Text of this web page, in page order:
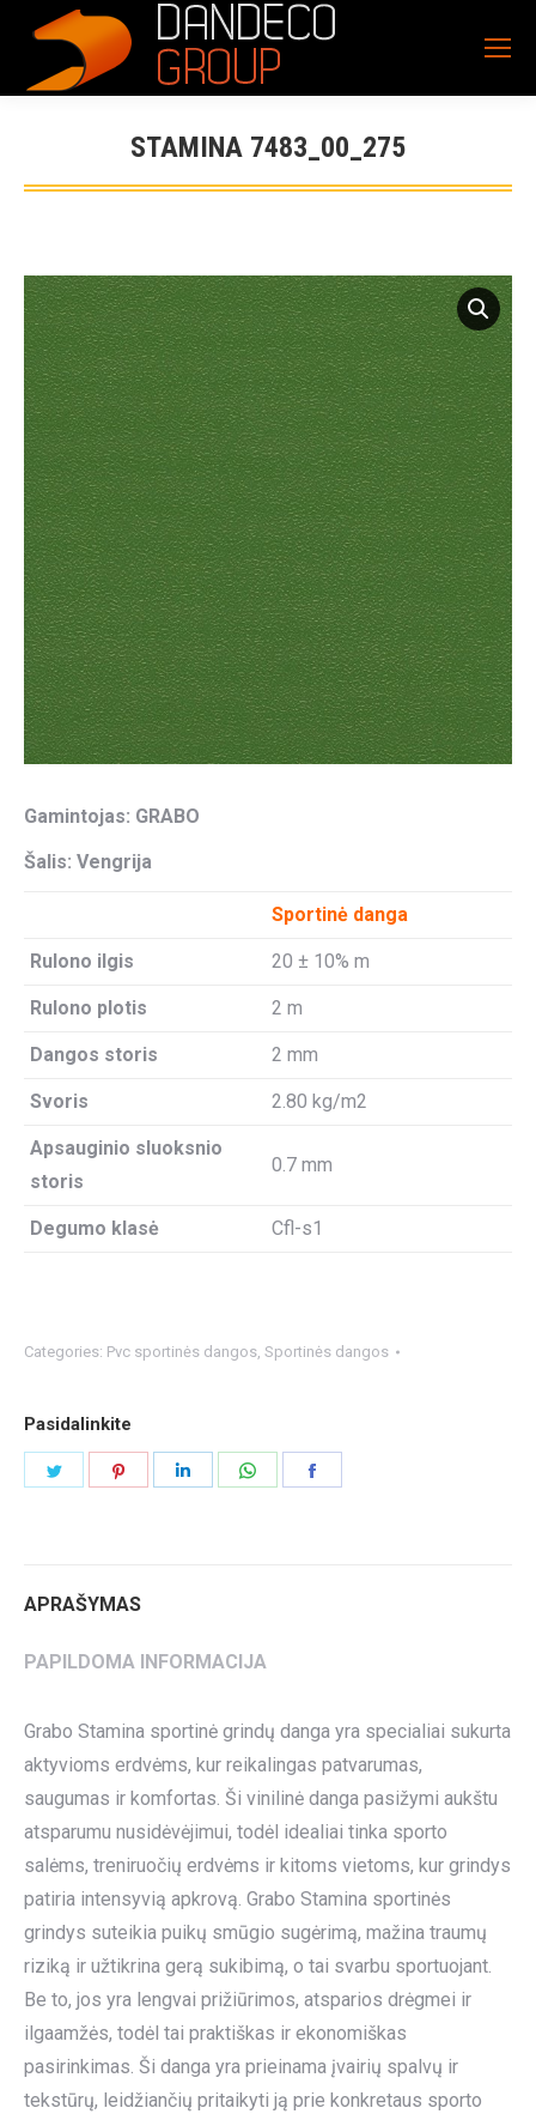
STAMINA 7483_00_275
Gamintojas: GRABO
Šalis: Vengrija
Sportinė danga
Rulono ilgis 20 ± 10% m
Rulono plotis 2 m
Dangos storis 2 mm
Svoris 2.80 kg/m2
Apsauginio sluoksnio
storis
0.7 mm
Degumo klasė Cfl-s1
Categories: Pvc sportinės dangos, Sportinės dangos
Pasidalinkite
APRAŠYMAS
PAPILDOMA INFORMACIJA
Grabo Stamina sportinė grindų danga yra specialiai sukurta
aktyvioms erdvėms, kur reikalingas patvarumas,
saugumas ir komfortas. Ši vinilinė danga pasižymi aukštu
atsparumu nusidėvėjimui, todėl idealiai tinka sporto
salėms, treniruočių erdvėms ir kitoms vietoms, kur grindys
patiria intensyvią apkrovą. Grabo Stamina sportinės
grindys suteikia puikų smūgio sugėrimą, mažina traumų
riziką ir užtikrina gerą sukibimą, o tai svarbu sportuojant.
Be to, jos yra lengvai prižiūrimos, atsparios drėgmei ir
ilgaamžės, todėl tai praktiškas ir ekonomiškas
pasirinkimas. Ši danga yra prieinama įvairių spalvų ir
tekstūrų, leidžiančių pritaikyti ją prie konkretaus sporto